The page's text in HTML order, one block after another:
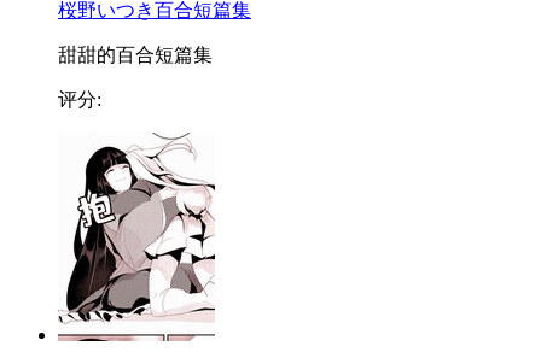
桜野いつき百合短篇集
甜甜的百合短篇集
评分: